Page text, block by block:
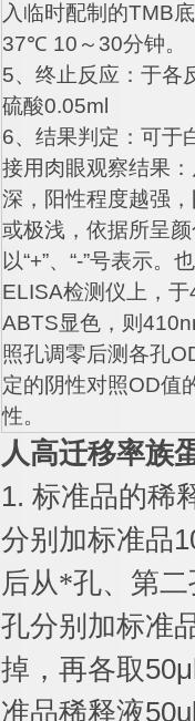
入临时配制的TMB
37℃ 10 ～ 30分钟。
5、终止反应：于各
硫酸0.05ml
6、结果判定：可于
接用肉眼观察结果
深，阳性程度越强
或极浅，依据所呈
以“+”、 “-”号表示。
ELISA检测仪上，于
ABTS显色，则
照孔调零后测各孔
定的阴性对照OD值
性。
人高迁移率族
1. 标准品的稀
分别加标准品
后从*孔、第
孔分别加标准
掉，再各取
准品稀释液